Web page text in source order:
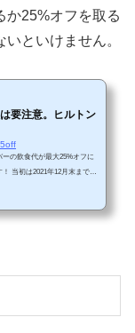
か25%オフを取る
といけません。
要注意。ヒルトン
の飲食代が最大25%オフに
当初は2021年12月末までで
スに応じて、飲食代（税サ